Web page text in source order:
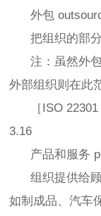
外包
把组织的部分
注：虽然外包
外部组织则在此
［ISO 22301
3.16
产品和服务
组织提供给顾
如制成品、汽车